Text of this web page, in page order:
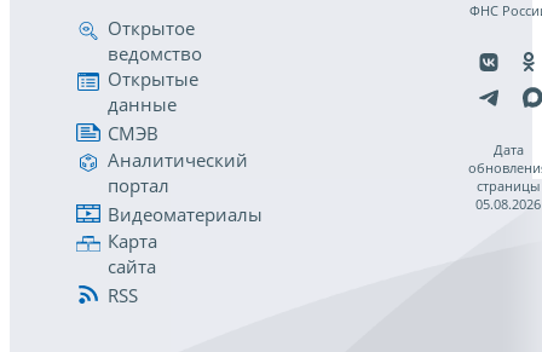
Открытое
ведомство
Открытые
данные
СМЭВ
Аналитический
портал
Видеоматериалы
Карта
сайта
RSS
ФНС
Дата
страницы
05.08.2026